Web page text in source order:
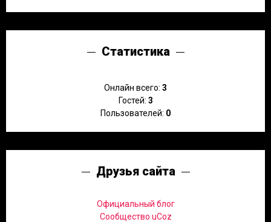
Статистика
Онлайн всего: 3
Гостей: 3
Пользователей: 0
Друзья сайта
Официальный блог
Сообщество uCoz